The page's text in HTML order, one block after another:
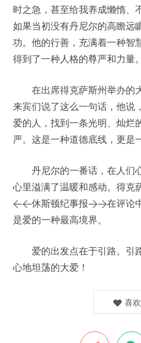
时之急，甚至给我养成懒惰、
如果当初没有丹尼尔的高瞻远
功。他的行善，充满着一种智
得到了一种人格的尊严和力量。
在出席得克萨斯州举办的
来宾们说了这么一句话，他说
爱的人，找到一条光明、灿烂
严。这是一种道德底线，更是
丹尼尔的一番话，在人们
心里溢满了温暖和感动。得克
<<休斯顿纪事报>>在评论中
是爱的一种最高境界。
爱的出发点在于引路。引
心地坦荡的大爱！
喜欢